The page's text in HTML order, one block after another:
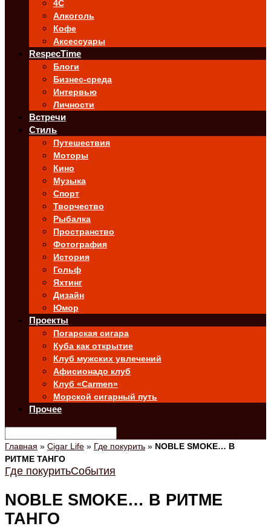
4C
Алкоголь
Кофе
Аксессуары
RespecTime
Блоги
Бизнес-среда
Интервью
Личности
Встречи
Стиль
Путешествия
Моторы
Кино
Музыка
Спорт
Творчество
Рыбалка
Пространство
Фотография
История
Гольф
Яхтинг
Дизайн
Юмор
Проекты
Погарская сигара
Куба как открытие
Клуб мужских увлечений
Афисионадо клуб
Клуб «Carmen»
Морской сигарный путь
Прочее
Главная » Cigar Life » Где покурить » NOBLE SMOKE… В
РИТМЕ ТАНГО
Где покуритьСобытия
NOBLE SMOKE… В РИТМЕ
ТАНГО